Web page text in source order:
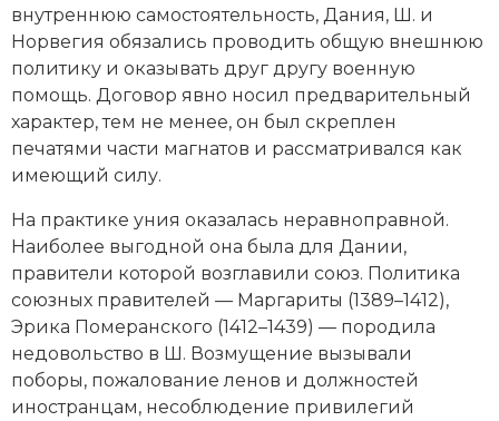
внутреннюю самостоятельность, Дания, Ш. и
Норвегия обязались проводить общую внешнюю
политику и оказывать друг другу военную
помощь. Договор явно носил предварительный
характер, тем не менее, он был скреплен
печатями части магнатов и рассматривался как
имеющий силу.
На практике уния оказалась неравноправной.
Наиболее выгодной она была для Дании,
правители которой возглавили союз. Политика
союзных правителей — Маргариты (1389–1412),
Эрика Померанского (1412–1439) — породила
недовольство в Ш. Возмущение вызывали
поборы, пожалование ленов и должностей
иностранцам, несоблюдение привилегий